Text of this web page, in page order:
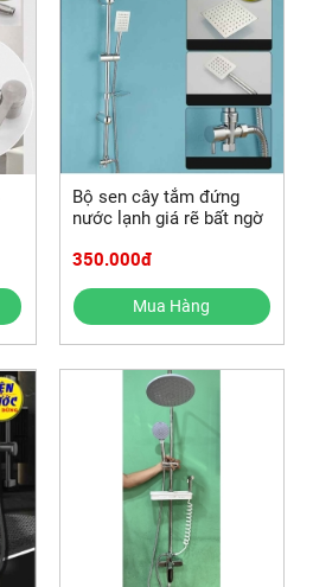
Bộ sen cây tắm đứng
nước lạnh giá rẽ bất ngờ
350.000đ
Mua Hàng